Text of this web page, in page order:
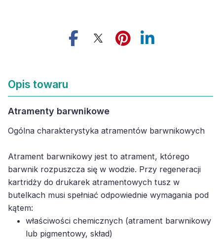
Opis towaru
Atramenty barwnikowe
Ogólna charakterystyka atramentów barwnikowych
Atrament barwnikowy jest to atrament, którego
barwnik rozpuszcza się w wodzie. Przy regeneracji
kartridży do drukarek atramentowych tusz w
butelkach musi spełniać odpowiednie wymagania pod
kątem:
właściwości chemicznych (atrament barwnikowy
lub pigmentowy, skład)